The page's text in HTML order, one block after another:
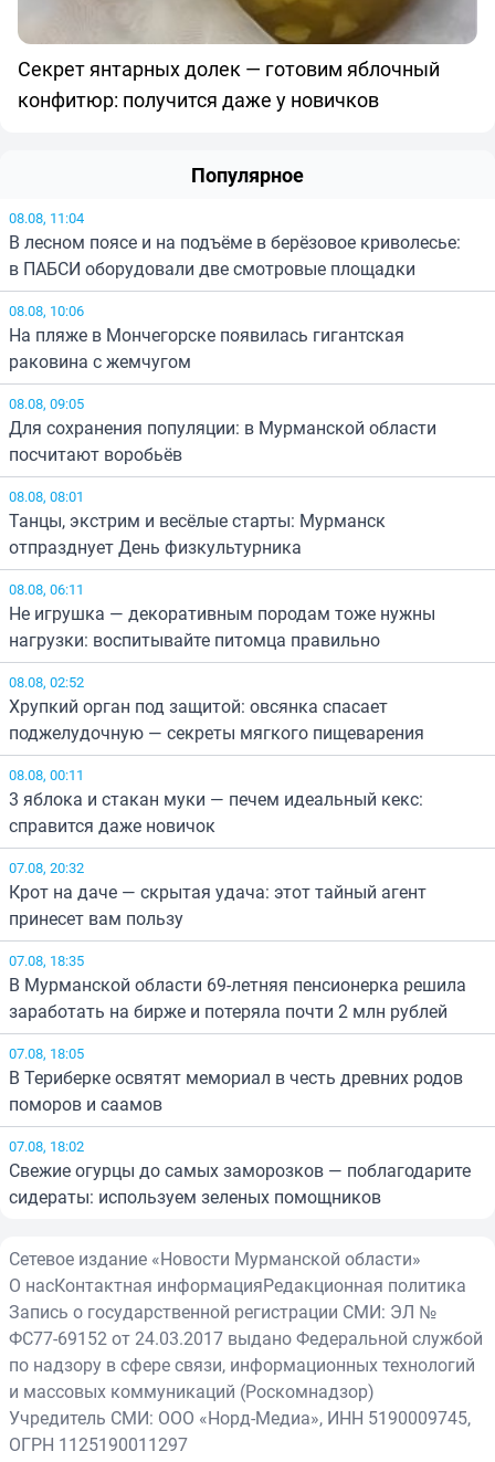
Секрет янтарных долек — готовим яблочный
конфитюр: получится даже у новичков
Популярное
08.08, 11:04
В лесном поясе и на подъёме в берёзовое криволесье:
в ПАБСИ оборудовали две смотровые площадки
08.08, 10:06
На пляже в Мончегорске появилась гигантская
раковина с жемчугом
08.08, 09:05
Для сохранения популяции: в Мурманской области
посчитают воробьёв
08.08, 08:01
Танцы, экстрим и весёлые старты: Мурманск
отпразднует День физкультурника
08.08, 06:11
Не игрушка — декоративным породам тоже нужны
нагрузки: воспитывайте питомца правильно
08.08, 02:52
Хрупкий орган под защитой: овсянка спасает
поджелудочную — секреты мягкого пищеварения
08.08, 00:11
3 яблока и стакан муки — печем идеальный кекс:
справится даже новичок
07.08, 20:32
Крот на даче — скрытая удача: этот тайный агент
принесет вам пользу
07.08, 18:35
В Мурманской области 69-летняя пенсионерка решила
заработать на бирже и потеряла почти 2 млн рублей
07.08, 18:05
В Териберке освятят мемориал в честь древних родов
поморов и саамов
07.08, 18:02
Свежие огурцы до самых заморозков — поблагодарите
сидераты: используем зеленых помощников
Сетевое издание «Новости Мурманской области»
О насКонтактная информацияРедакционная политика
Запись о государственной регистрации СМИ: ЭЛ №
ФС77-69152 от 24.03.2017 выдано Федеральной службой
по надзору в сфере связи, информационных технологий
и массовых коммуникаций (Роскомнадзор)
Учредитель СМИ: ООО «Норд-Медиа», ИНН 5190009745,
ОГРН 1125190011297